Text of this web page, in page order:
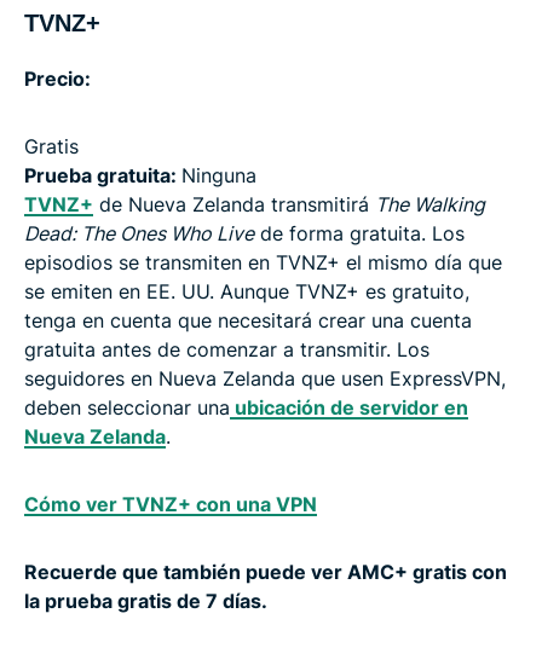
TVNZ+
Precio:
Gratis
Prueba gratuita: Ninguna
TVNZ+ de Nueva Zelanda transmitirá The Walking
Dead: The Ones Who Livede forma gratuita. Los
episodios se transmiten en TVNZ+ el mismo día que
se emiten en EE. UU. Aunque TVNZ+ es gratuito,
tenga en cuenta que necesitará crear una cuenta
gratuita antes de comenzar a transmitir. Los
seguidores en Nueva Zelanda que usen ExpressVPN,
deben seleccionar una ubicación de servidor en
Nueva Zelanda.
Cómo ver TVNZ+ con una VPN
Recuerde que también puede ver AMC+ gratis con
la prueba gratis de 7 días.